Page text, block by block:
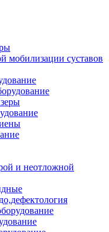
мобилизации суставов
и неотложной